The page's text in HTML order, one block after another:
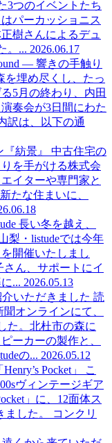
3つのイベントたち
パーカッショニス
樹さんによるデュ
。... 2026.06.17
— 響きの手触り
を埋め尽くし、たっ
5月の終わり、内田
奏会が3日間にわた
訳は、以下の通
紡景』
中古住宅の
を手がける株式会
イターや専門家と
たな住まいに、
長い冬を越え、
梨・listudeでは今年
開催いたしまし
ん、サポートにイ
... 2026.05.13
いただきました 読
オンラインにて、
た。北杜市の森に
ーカーの製作と、
の... 2026.05.12
Pocket」
こ
ヴィンテージギア
」に、12面体ス
ました。 コンクリ